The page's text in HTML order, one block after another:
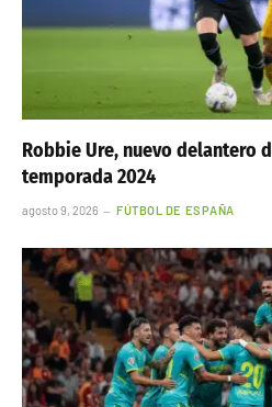
Robbie Ure, nuevo delantero
temporada 2024
agosto 9, 2026 FÚTBOL DE ESPAÑA